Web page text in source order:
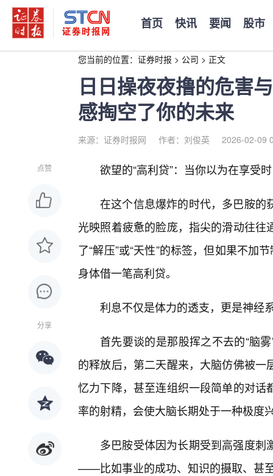
首页 快讯 要闻 股市
您当前的位置： 证券时报 > 公司 > 正文
日日操夜夜撸的危害
感掏空了你的未来
来源：证券时报网 作者：刘俊英 2026-02-09
点赞
分享
欲望的“高利贷”：当你以为在享受
在这个信息爆炸的时代，多巴胺的
光映照着疲惫的脸庞，指尖的滑动往
了“解压”或“天性”的标签，但如果不加
身体借一笔高利贷。
利息不仅是体力的透支，更是神经
首先要谈的是那股挥之不去的“脑
的释放后，第二天醒来，大脑仿佛被
忆力下降，甚至连组织一段简单的对
率的射精，会使大脑长期处于一种极度
多巴胺受体因为长期受到高强度
——比如事业的成功、知识的摄取、甚